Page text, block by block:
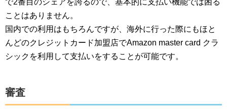
で2番目のシェアを誇るので、基本的に支払い機能では困る
ことはありません。
国内での利用はもちろんですが、海外に行った際にもほと
んどのクレジットカード加盟店でAmazon master card クラ
シックを利用して支払いをすることが可能です。
審査